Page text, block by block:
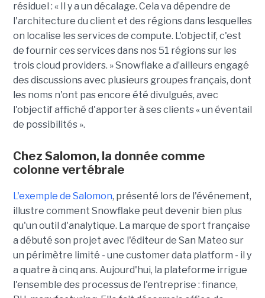
résiduel : « Il y a un décalage. Cela va dépendre de
l'architecture du client et des régions dans lesquelles
on localise les services de compute. L'objectif, c'est
de fournir ces services dans nos 51 régions sur les
trois cloud providers. » Snowflake a d’ailleurs engagé
des discussions avec plusieurs groupes français, dont
les noms n'ont pas encore été divulgués, avec
l'objectif affiché d'apporter à ses clients « un éventail
de possibilités ».
Chez Salomon, la donnée comme
colonne vertébrale
L'exemple de Salomon, présenté lors de l'événement,
illustre comment Snowflake peut devenir bien plus
qu'un outil d'analytique. La marque de sport française
a débuté son projet avec l'éditeur de San Mateo sur
un périmètre limité - une customer data platform - il y
a quatre à cinq ans. Aujourd'hui, la plateforme irrigue
l'ensemble des processus de l'entreprise : finance,